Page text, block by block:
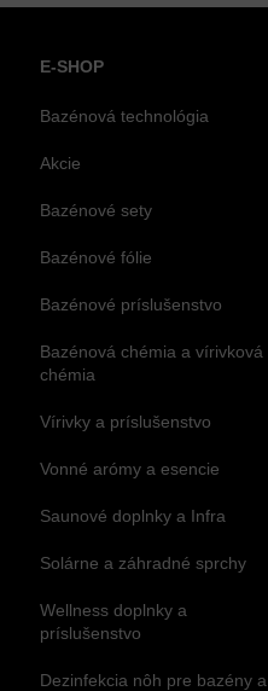
E-SHOP
Bazénová technológia
Akcie
Bazénové sety
Bazénové fólie
Bazénové príslušenstvo
Bazénová chémia a vírivková
chémia
Vírivky a príslušenstvo
Vonné arómy a esencie
Saunové doplnky a Infra
Solárne a záhradné sprchy
Wellness doplnky a
príslušenstvo
Dezinfekcia nôh pre bazény a